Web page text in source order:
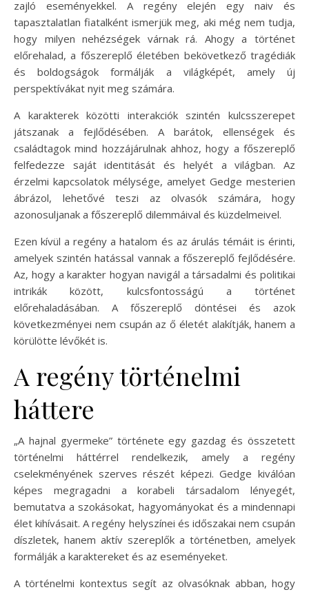
zajló eseményekkel. A regény elején egy naiv és
tapasztalatlan fiatalként ismerjük meg, aki még nem tudja,
hogy milyen nehézségek várnak rá. Ahogy a történet
előrehalad, a főszereplő életében bekövetkező tragédiák
és boldogságok formálják a világképét, amely új
perspektívákat nyit meg számára.
A karakterek közötti interakciók szintén kulcsszerepet
játszanak a fejlődésében. A barátok, ellenségek és
családtagok mind hozzájárulnak ahhoz, hogy a főszereplő
felfedezze saját identitását és helyét a világban. Az
érzelmi kapcsolatok mélysége, amelyet Gedge mesterien
ábrázol, lehetővé teszi az olvasók számára, hogy
azonosuljanak a főszereplő dilemmáival és küzdelmeivel.
Ezen kívül a regény a hatalom és az árulás témáit is érinti,
amelyek szintén hatással vannak a főszereplő fejlődésére.
Az, hogy a karakter hogyan navigál a társadalmi és politikai
intrikák között, kulcsfontosságú a történet
előrehaladásában. A főszereplő döntései és azok
következményei nem csupán az ő életét alakítják, hanem a
körülötte lévőkét is.
A regény történelmi
háttere
„A hajnal gyermeke” története egy gazdag és összetett
történelmi háttérrel rendelkezik, amely a regény
cselekményének szerves részét képezi. Gedge kiválóan
képes megragadni a korabeli társadalom lényegét,
bemutatva a szokásokat, hagyományokat és a mindennapi
élet kihívásait. A regény helyszínei és időszakai nem csupán
díszletek, hanem aktív szereplők a történetben, amelyek
formálják a karaktereket és az eseményeket.
A történelmi kontextus segít az olvasóknak abban, hogy